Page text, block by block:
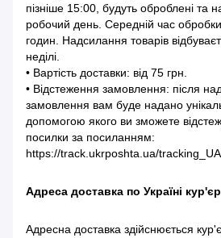
пізніше 15:00, будуть оброблені та
робочий день. Середній час
годин. Надсилання товарів
неділі.
• Вартість доставки: від 75 грн.
• Відстеження замовлення: після
замовлення вам буде надано
допомогою якого ви зможете
посилки за посиланням:
https://track.ukrposhta.ua/
Адреса доставка по Україні
Адресна доставка здійснюється